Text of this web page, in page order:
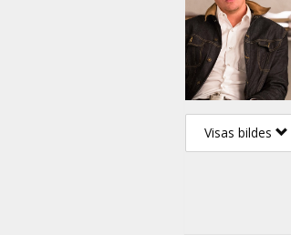
Visas bildes